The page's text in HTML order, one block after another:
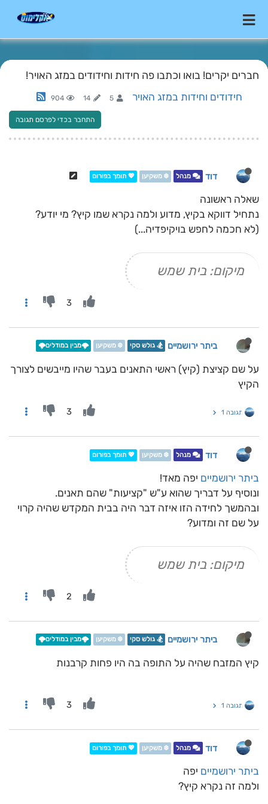
חברים יקרים! בואו וכתבו פה חידות וחידודים במזג האויר!
חידודים וחידות במזג האויר 5
14
904
התחבר בכדי לפרסם תגובה
דוד מנהל ❄️ משקיען 💖 תומך בפורום
שאלה ראשונה
נתחיל דווקא בקיץ, מדוע ולמה נקרא שמו קיץ? מי יודע?
(לא חכמה לחפש בויקיפדיה...)
מיקום: בית שמש
3
ביתר ירושמיים 🏂 גולש סקי ❄️ משקיען 🌩️מבין במודלים🌩️
על שם קציצת (קיץ) ראשי התאנים בעבר שהיו מייבשים לצורך
הקיץ
תגובה 1 3
דוד מנהל ❄️ משקיען 💖 תומך בפורום
ביתר ירושמיים יפה מאד!
ונוסיף על דבריך שהוא ע"ש "קציעות" שהם תאנים.
ובהמשך לחידה הזו איזה דבר היה בבית המקדש שהיה קרוי
על שם זה ומדוע?
מיקום: בית שמש
2
ביתר ירושמיים 🏂 גולש סקי ❄️ משקיען 🌩️מבין במודלים🌩️
קיץ המזבח שהיה על התופה בה היו פחות קרבנות
תגובה 1 3
דוד מנהל ❄️ משקיען 💖 תומך בפורום
ביתר ירושמיים יפה
ולמה זה נקרא קיץ?